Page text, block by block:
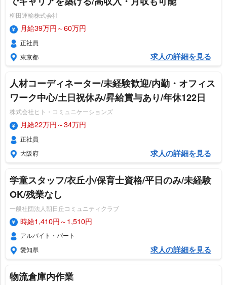
柳田運輸株式会社
月給39万円～60万円
正社員
東京都
求人の詳細を見る
人材コーディネーター/未経験歓迎/内勤・オフィス
ワーク中心/土日祝休み/昇給賞与あり/年休122日
株式会社ヒト・コミュニケーションズ
月給22万円～34万円
正社員
大阪府
求人の詳細を見る
学童スタッフ/衣丘小/保育士資格/平日のみ/未経験
OK/残業なし
一般社団法人朝日丘コミュニティクラブ
時給1,410円～1,510円
アルバイト・パート
愛知県
求人の詳細を見る
物流倉庫内作業